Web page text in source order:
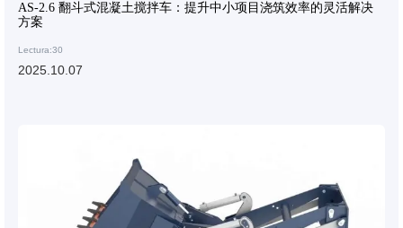
AS-2.6 翻斗式混凝土搅拌车：提升中小项目浇筑效率的灵活解决
方案
Lectura:30
2025.10.07